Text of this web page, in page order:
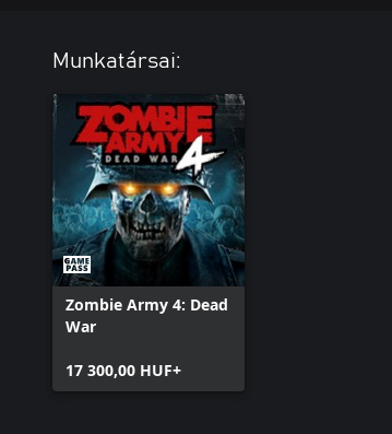
Munkatársai:
Zombie Army 4: Dead
War
17 300,00 HUF+